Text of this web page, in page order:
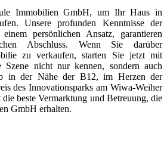
Immobilien GmbH, um Ihr Haus in
Unsere profunden Kenntnisse der
persönlichen Ansatz, garantieren
Abschluss. Wenn Sie darüber
zu verkaufen, starten Sie jetzt mit
nicht nur kennen, sondern auch
in der Nähe der B12, im Herzen der
des Innovationsparks am Wiwa-Weiher
beste Vermarktung und Betreuung, die
GmbH erhalten.